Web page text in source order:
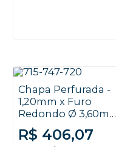
Chapa Perfurada -
1,20mm x Furo
Redondo Ø 3,60mm
x EC 5mm x 2x1m
R$ 406,07